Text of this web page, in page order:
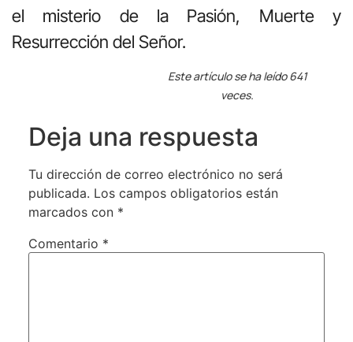
el misterio de la Pasión, Muerte y
Resurrección del Señor.
Este artículo se ha leído 641
veces.
Deja una respuesta
Tu dirección de correo electrónico no será
publicada. Los campos obligatorios están
marcados con *
Comentario *